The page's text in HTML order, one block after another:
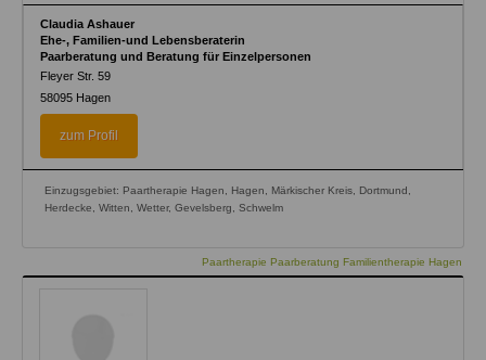
Claudia Ashauer
Ehe-, Familien-und Lebensberaterin
Paarberatung und Beratung für Einzelpersonen
Fleyer Str. 59
58095 Hagen
zum Profil
Einzugsgebiet: Paartherapie Hagen, Hagen, Märkischer Kreis, Dortmund,
Herdecke, Witten, Wetter, Gevelsberg, Schwelm
Paartherapie Paarberatung Familientherapie Hagen